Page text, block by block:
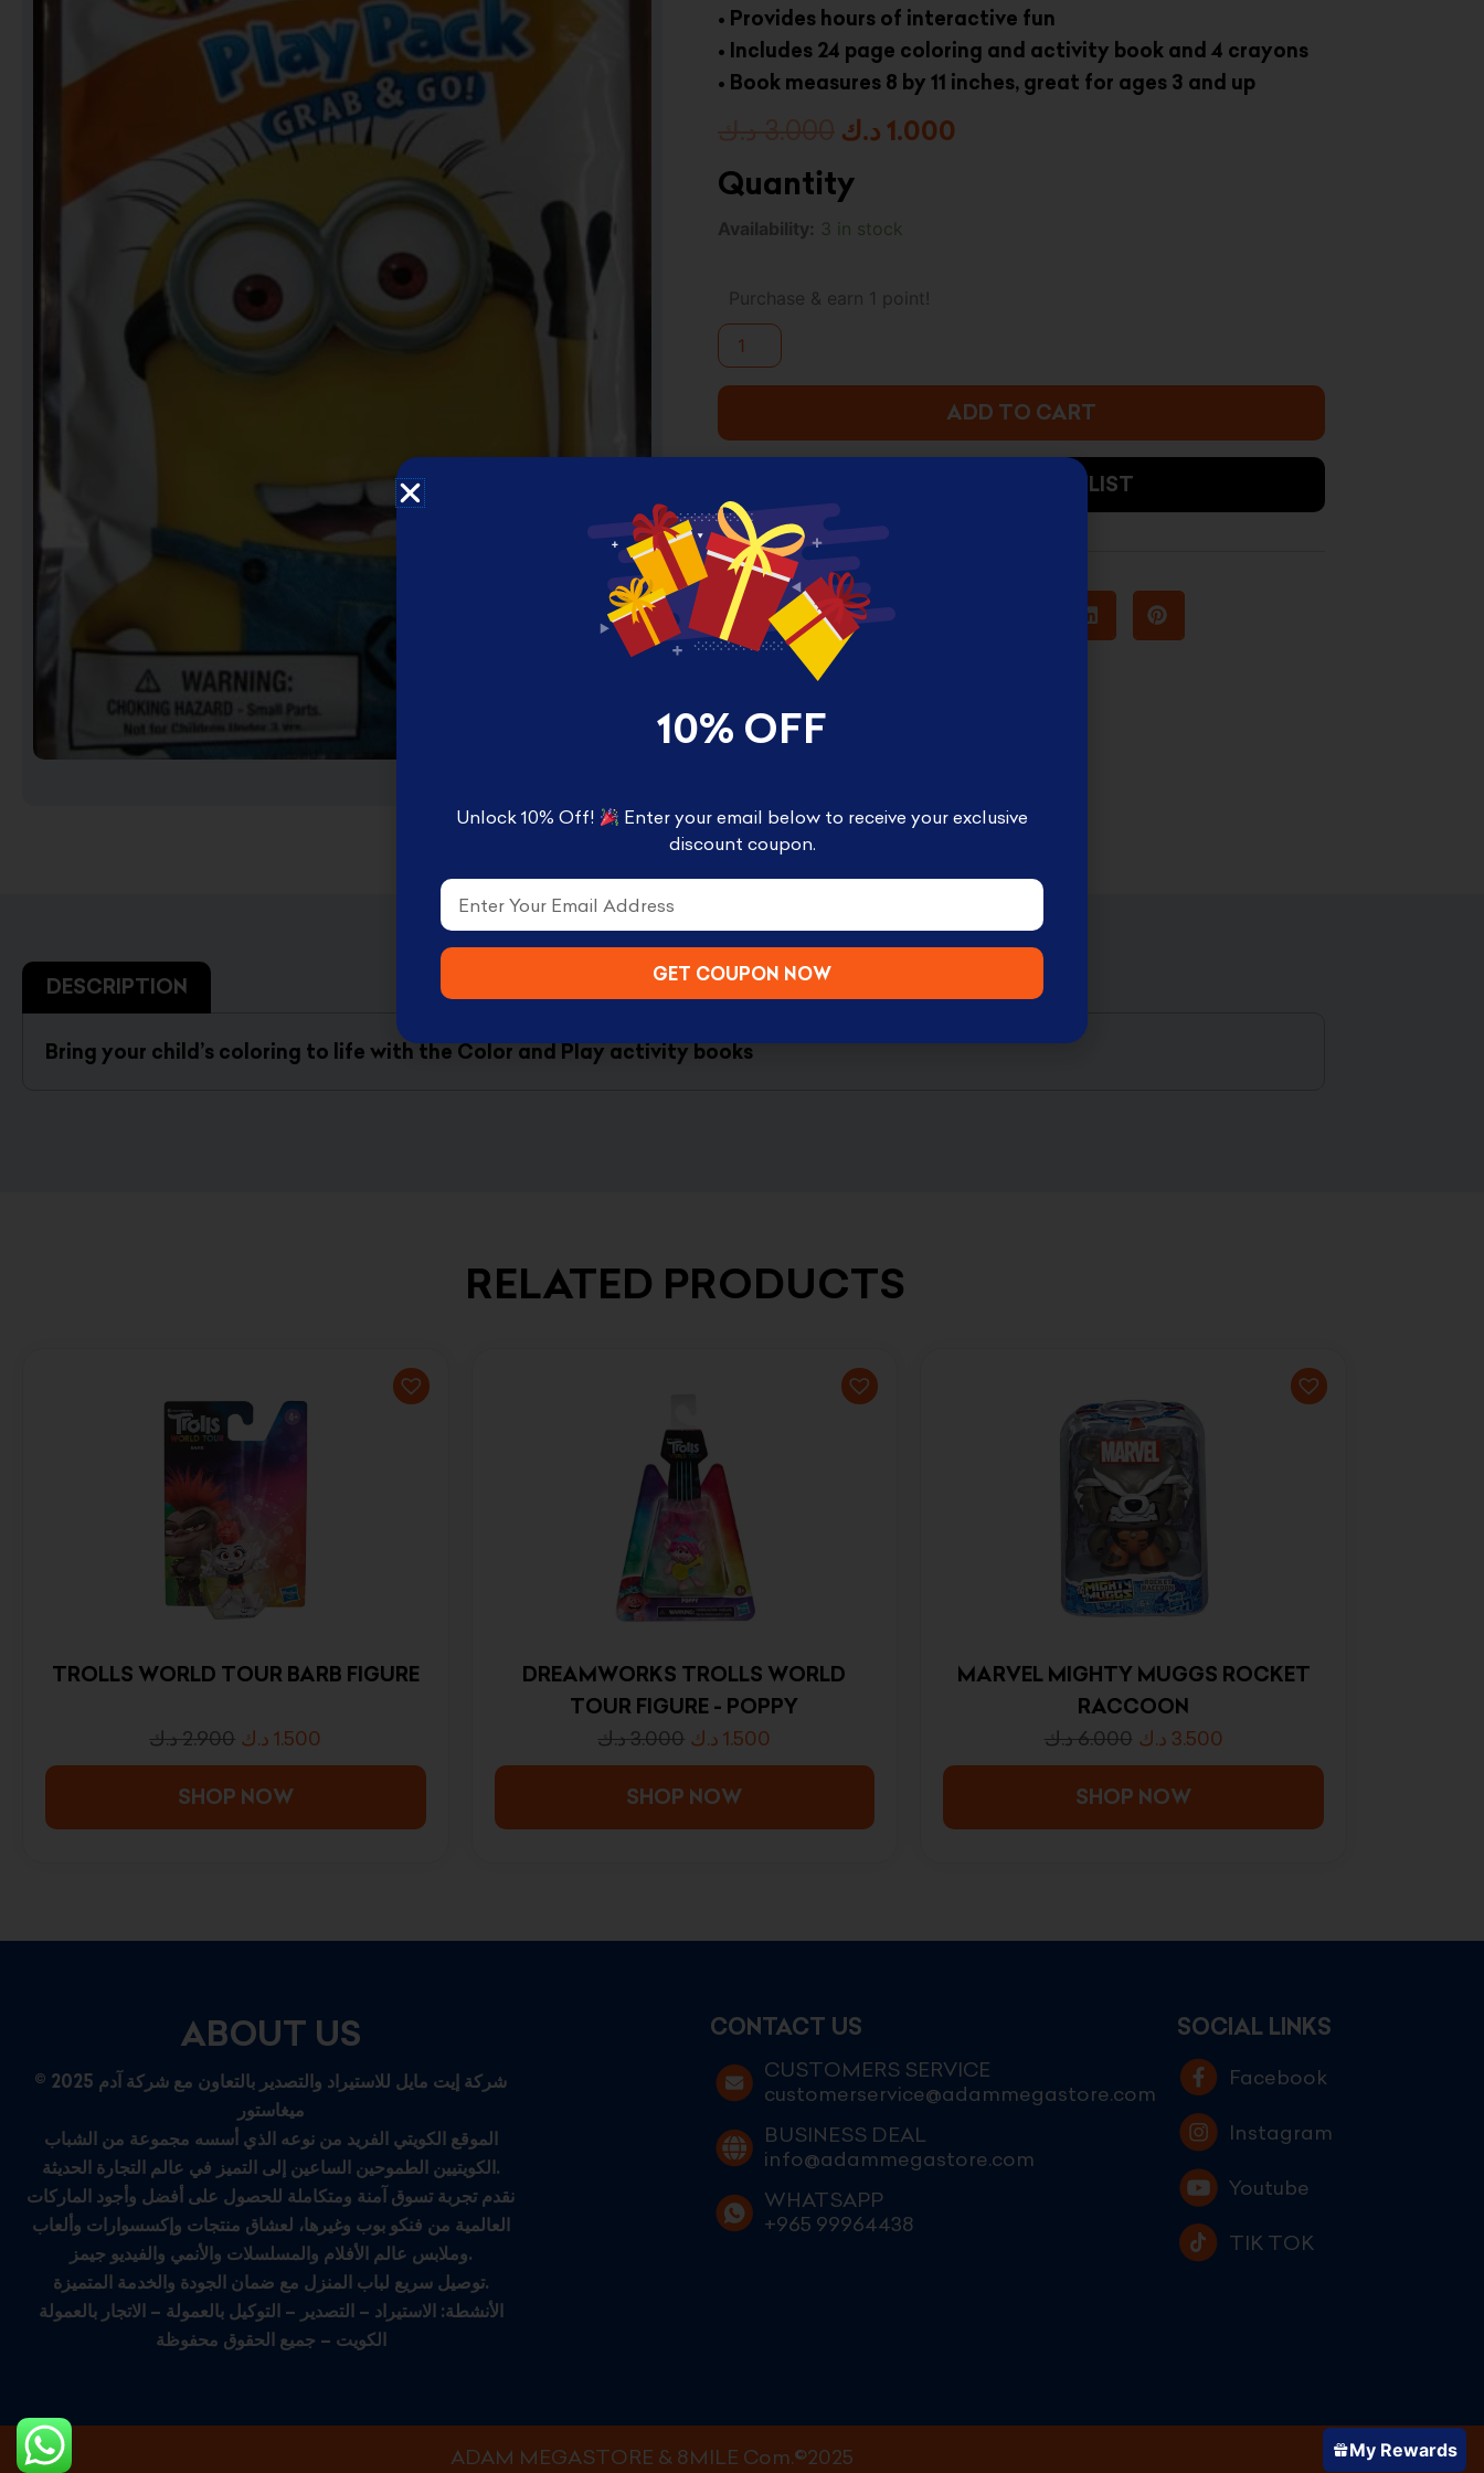
Notebooks
Puzzles
علي بحر ـ فرقة الإخوة
البحرينية
عروض خاصه 750 فلس
BACK TO SCHOOL العودة
الى المدارس
1 KD Stickers ستيكرات
لوحات فوركس
English Disney books
كتب ديزني الانجليزيه
Book Accessories ملحقات
الكتب
Coloring books تلوين
Disney books كتب ديزني
• Provides hours of interactive fun
• Includes 24 page coloring and activity book and 4 crayons
• Book measures 8 by 11 inches, great for ages 3 and up
3.000 د.ك
Original
price
was:
1.000 د.ك
Quantity
Availability: 3 in stock
Purchase & earn 1 point!
Despicable
Color
Play:
Color
Sticker
quantity
ADD TO CART
ADD TO WISHLIST
DESCRIPTION
Bring your child’s coloring to life with the Color and Play activity books
RELATED PRODUCTS
TROLLS WORLD TOUR BARB FIGURE
2.900د.ك 1.500 د.ك
SHOP NOW
DREAMWORKS TROLLS WORLD
TOUR FIGURE - POPPY
3.000د.ك 1.500 د.ك
SHOP NOW
MARVEL MIGHTY MUGGS ROCKET
RACCOON
6.000د.ك 3.500 د.ك
SHOP NOW
ABOUT US
© 2025 شركة إيت مايل للاستيراد والتصدير بالتعاون مع شركة آدم
ميغاستور
الموقع الكويتي الفريد من نوعه الذي أسسه مجموعة من الشباب
الكويتيين الطموحين الساعين إلى التميز في عالم التجارة الحديثة.
نقدم تجربة تسوق آمنة ومتكاملة للحصول على أفضل وأجود الماركات
العالمية من فنكو بوب وغيرها، لعشاق منتجات وإكسسوارات وألعاب
وملابس عالم الأفلام والمسلسلات والأنمي والفيديو جيمز.
توصيل سريع لباب المنزل مع ضمان الجودة والخدمة المتميزة.
الأنشطة: الاستيراد – التصدير – التوكيل بالعمولة – الاتجار بالعمولة
الكويت – جميع الحقوق محفوظة
CONTACT US
CUSTOMERS SERVICE
customerservice@adammegastore.com
BUSINESS DEAL
info@adammegastore.com
WHATSAPP
+965 99964438
SOCIAL LINKS
Facebook
Instagram
Youtube
TIK TOK
ADAM MEGASTORE & 8MILE Com.©2025 My Rewards
10% OFF
Unlock 10% Off!
Enter your email below to receive your exclusive
discount coupon.
Email
GET COUPON NOW